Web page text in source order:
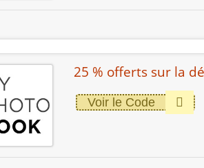
25 % offerts sur la
Voir le Code